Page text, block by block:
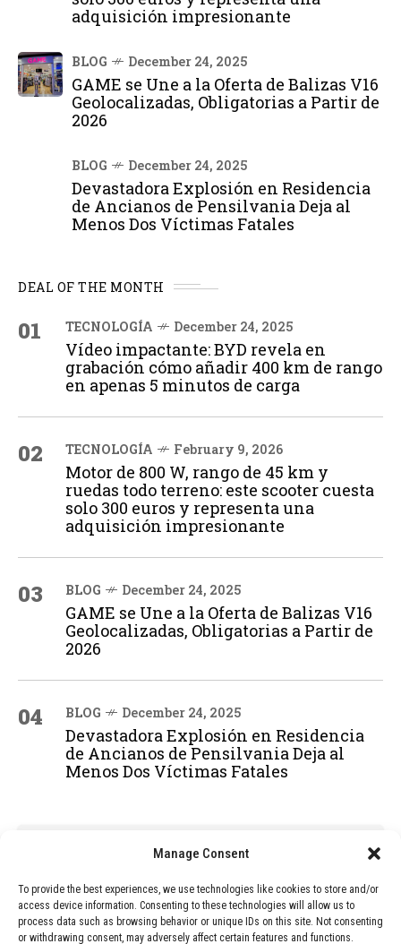
Manage Consent
To provide the best experiences, we use technologies like cookies to store and/or
access device information. Consenting to these technologies will allow us to
process data such as browsing behavior or unique IDs on this site. Not consenting
or withdrawing consent, may adversely affect certain features and functions.
adquisición impresionante
BLOG December 24, 2025
GAME se Une a la Oferta de Balizas V16
Geolocalizadas, Obligatorias a Partir de
2026
BLOG December 24, 2025
Devastadora Explosión en Residencia
de Ancianos de Pensilvania Deja al
Menos Dos Víctimas Fatales
DEAL OF THE MONTH
01 TECNOLOGÍA December 24, 2025
Vídeo impactante: BYD revela en
grabación cómo añadir 400 km de rango
en apenas 5 minutos de carga
02 TECNOLOGÍA February 9, 2026
Motor de 800 W, rango de 45 km y
ruedas todo terreno: este scooter cuesta
solo 300 euros y representa una
adquisición impresionante
03 BLOG December 24, 2025
GAME se Une a la Oferta de Balizas V16
Geolocalizadas, Obligatorias a Partir de
2026
04 BLOG December 24, 2025
Devastadora Explosión en Residencia
de Ancianos de Pensilvania Deja al
Menos Dos Víctimas Fatales